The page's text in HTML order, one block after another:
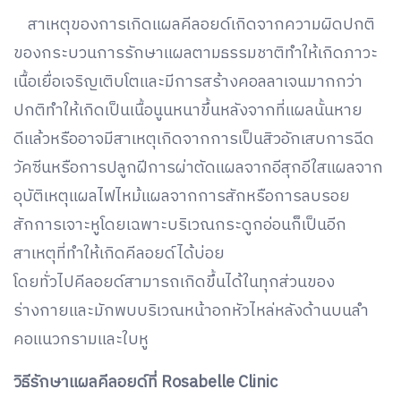
สาเหตุของการเกิดแผลคีลอยด์เกิดจากความผิดปกติ
ของกระบวนการรักษาแผลตามธรรมชาติทำให้เกิดภาวะ
เนื้อเยื่อเจริญเติบโตและมีการสร้างคอลลาเจนมากกว่า
ปกติทำให้เกิดเป็นเนื้อนูนหนาขึ้นหลังจากที่แผลนั้นหาย
ดีแล้วหรืออาจมีสาเหตุเกิดจากการเป็นสิวอักเสบการฉีด
วัคซีนหรือการปลูกฝีการผ่าตัดแผลจากอีสุกอีใสแผลจาก
อุบัติเหตุแผลไฟไหม้แผลจากการสักหรือการลบรอย
สักการเจาะหูโดยเฉพาะบริเวณกระดูกอ่อนก็เป็นอีก
สาเหตุที่ทำให้เกิดคีลอยด์ได้บ่อย
โดยทั่วไปคีลอยด์สามารถเกิดขึ้นได้ในทุกส่วนของ
ร่างกายและมักพบบริเวณหน้าอกหัวไหล่หลังด้านบนลำ
คอแนวกรามและใบหู
วิธีรักษาแผลคีลอยด์ที่ Rosabelle Clinic